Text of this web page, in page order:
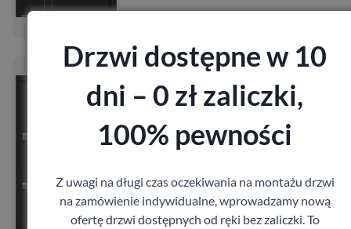
Drzwi Gerda Tempo Płaskie W00
Gerda
2 752,92 zł z VAT
Drzwi dostępne w 10
dni – 0 zł zaliczki,
100% pewności
Z uwagi na długi czas oczekiwania na montażu drzwi
na zamówienie indywidualne, wprowadzamy nową
ofertę drzwi dostępnych od ręki bez zaliczki. To